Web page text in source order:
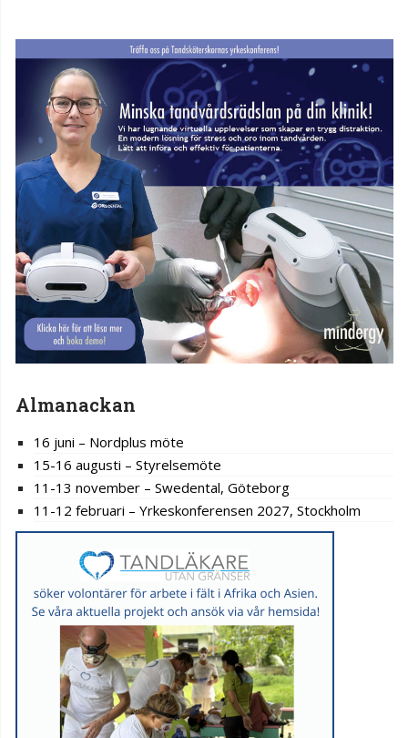
Almanackan
16 juni – Nordplus möte
15-16 augusti – Styrelsemöte
11-13 november – Swedental, Göteborg
11-12 februari – Yrkeskonferensen 2027, Stockholm